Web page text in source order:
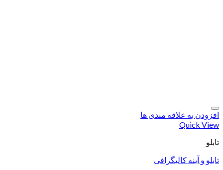
افزودن به علاقه مندی ها
Quick View
تابلو
تابلو و آینه کالیگرافی